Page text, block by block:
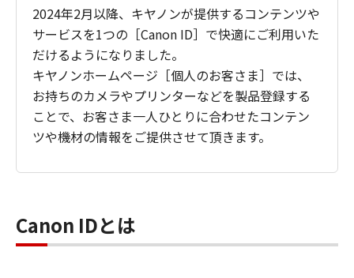
2024年2月以降、キヤノンが提供するコンテンツや
サービスを1つの［Canon ID］で快適にご利用いた
だけるようになりました。
キヤノンホームページ［個人のお客さま］では、
お持ちのカメラやプリンターなどを製品登録する
ことで、お客さま一人ひとりに合わせたコンテン
ツや機材の情報をご提供させて頂きます。
Canon IDとは